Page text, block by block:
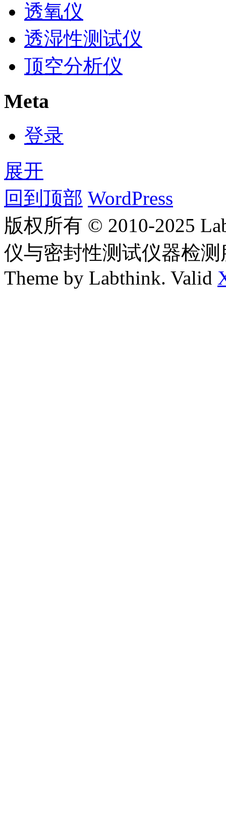
透氧仪
透湿性测试仪
顶空分析仪
Meta
登录
展开
回到顶部 WordPress
版权所有 © 2010-2025
仪与密封性测试仪器检
Theme by Labthink. Valid